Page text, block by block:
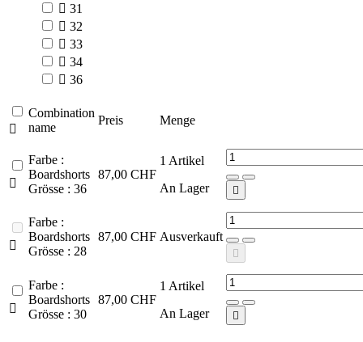
 31
 32
 33
 34
 36

Combination
name
Preis Menge

Farbe :
Boardshorts
Grösse : 36
87,00 CHF
1 Artikel
An Lager


Farbe :
Boardshorts
Grösse : 28
87,00 CHF Ausverkauft


Farbe :
Boardshorts
Grösse : 30
87,00 CHF
1 Artikel
An Lager
